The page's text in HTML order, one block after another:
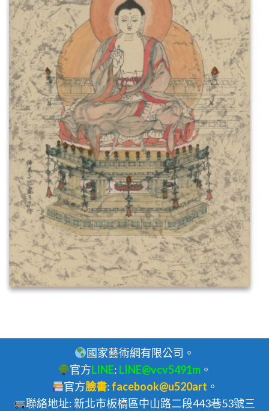
國家藝術網有限公司。
官方LINE: LINE@vcv5491m 。
官方臉書: facebook@u520art 。
聯絡地址: 新北市板橋區中山路二段443巷53號三